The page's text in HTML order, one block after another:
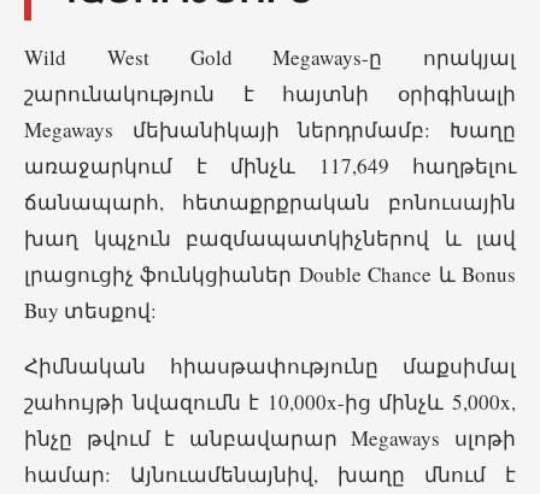
Wild West Gold Megaways-ը որակյալ
շարունակություն է հայտնի օրիգինալի
Megaways մեխանիկայի ներդրմամբ: Խաղը
առաջարկում է մինչև 117,649 հաղթելու
ճանապարհ, հետաքրքրական բոնուսային
խաղ կպչուն բազմապատկիչներով և լավ
լրացուցիչ ֆունկցիաներ Double Chance և Bonus
Buy տեսքով:
Հիմնական հիասթափությունը մաքսիմալ
շահույթի նվազումն է 10,000x-ից մինչև 5,000x,
ինչը թվում է անբավարար Megaways սլոթի
համար: Այնուամենայնիվ, խաղը մնում է